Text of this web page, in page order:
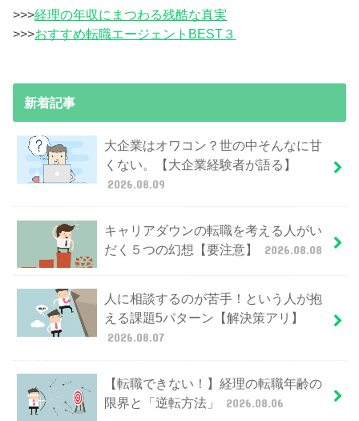
>>>経理の年収にまつわる残酷な真実
>>>おすすめ転職エージェントBEST３
新着記事
大企業はオワコン？世の中そんなに甘
くない。【大企業経験者が語る】
2026.08.09
キャリアダウンの転職を考える人がい
だく５つの幻想【要注意】
2026.08.08
人に相談するのが苦手！という人が抱
える課題5パターン【解決策アリ】
2026.08.07
【転職できない！】経理の転職年齢の
限界と「逆転方法」
2026.08.06